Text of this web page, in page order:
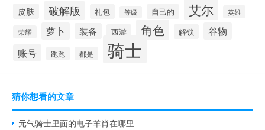
皮肤 破解版 礼包 等级 自己的 艾尔 英雄
荣耀 萝卜 装备 西游 角色 解锁 谷物
账号 跑跑 都是 骑士
猜你想看的文章
元气骑士里面的电子羊肖在哪里